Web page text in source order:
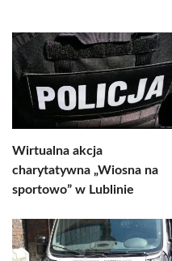
Wirtualna akcja
charytatywna „Wiosna na
sportowo” w Lublinie